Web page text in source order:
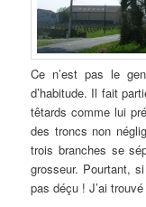
Ce n’est pas le
d’habitude. Il fait
têtards comme lui
des troncs non
trois branches se
grosseur. Pourtant,
pas déçu ! J’ai